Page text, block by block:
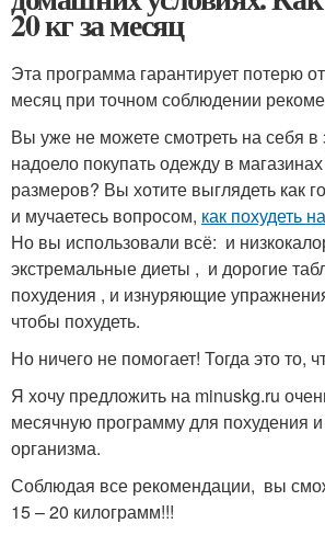
20 кг за месяц
Эта программа гарантирует потерю
месяц при точном соблюдении
Вы уже не можете смотреть на себя в
надоело покупать одежду в
размеров? Вы хотите выглядеть как
и мучаетесь вопросом, как похудеть
Но вы использовали всё: и
экстремальные диеты , и дорогие
похудения , и изнуряющие
чтобы похудеть.
Но ничего не помогает! Тогда это то,
Я хочу предложить на minuskg.ru
месячную программу для похудения
организма.
Соблюдая все рекомендации, вы
15 – 20 килограмм!!!